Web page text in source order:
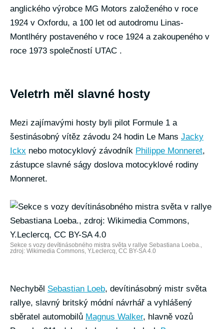
anglického výrobce MG Motors založeného v roce
1924 v Oxfordu, a 100 let od autodromu Linas-
Montlhéry postaveného v roce 1924 a zakoupeného v
roce 1973 společností UTAC .
Veletrh měl slavné hosty
Mezi zajímavými hosty byli pilot Formule 1 a
šestinásobný vítěz závodu 24 hodin Le Mans Jacky
Ickx nebo motocyklový závodník Philippe Monneret,
zástupce slavné ságy doslova motocyklové rodiny
Monneret.
Sekce s vozy devítinásobného mistra světa v rallye Sebastiana Loeba.,
zdroj: Wikimedia Commons, Y.Leclercq, CC BY-SA 4.0
Nechyběl Sebastian Loeb, devítinásobný mistr světa
rallye, slavný britský módní návrhář a vyhlášený
sběratel automobilů Magnus Walker, hlavně vozů